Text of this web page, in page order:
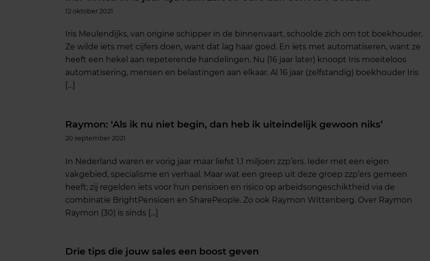
12 oktober 2021
Iris Meulendijks, van origine schipper in de binnenvaart, schoolde zich om tot boekhouder.
Ze wilde iets met cijfers doen, want dat lag haar goed. En iets met automatiseren, want ze
heeft een hekel aan repeterende handelingen. Nu (16 jaar later) knoopt Iris moeiteloos
automatisering, mensen en belastingen aan elkaar. Al 16 jaar (zelfstandig) boekhouder Iris
[…]
Raymon: ‘Als ik nu niet begin, dan heb ik uiteindelijk gewoon niks’
20 september 2021
In Nederland waren er vorig jaar maar liefst 1,1 miljoen zzp’ers. Ieder met een eigen
vakgebied, specialisme en verhaal. Maar wat een greep uit deze groep zzp’ers gemeen
heeft; zij regelden iets voor hun pensioen en risico op arbeidsongeschiktheid via de
combinatie BrightPensioen en SharePeople. Zo ook Raymon Wittenberg. Over Raymon
Raymon (30) is sinds […]
Drie tips die jouw sales een boost geven